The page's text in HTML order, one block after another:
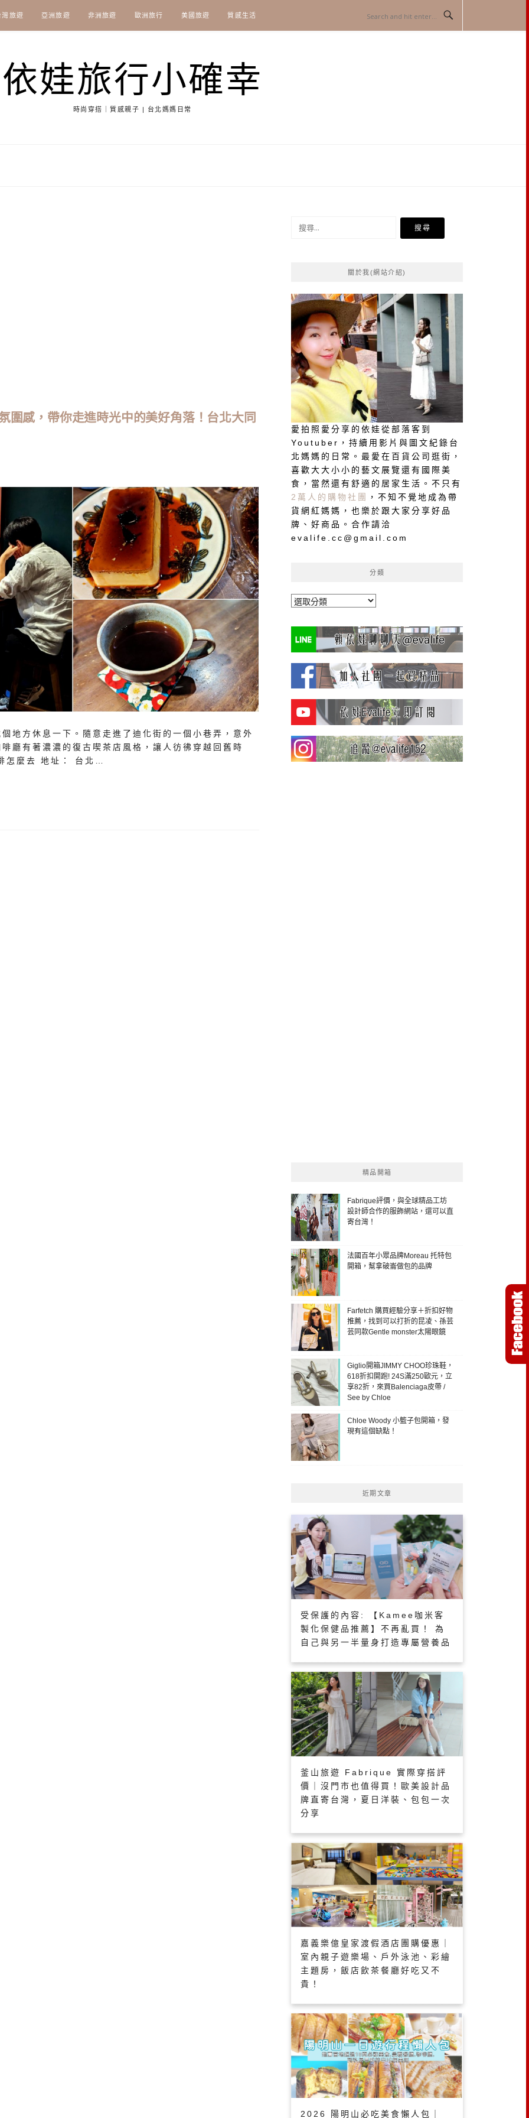
灣旅遊 亞洲旅遊 非洲旅遊 歐洲旅行 美國旅遊 質感生活
依娃旅行小確幸
時尚穿搭｜質感親子 | 台北媽媽日常
圍感，帶你走進時光中的美好角落！台北大同
地方休息一下。隨意走進了迪化街的一個小巷弄，意外
廳有著濃濃的復古喫茶店風格，讓人彷彿穿越回舊時
怎麼去 地址： 台北…
搜
關於我(網站介紹)
愛拍照愛分享的依娃從部落客到
Youtuber，持續用影片與圖文紀錄台
北媽媽的日常。最愛在百貨公司逛街，
喜歡大大小小的藝文展覽還有國際美
食，當然還有舒適的居家生活。不只有
2萬人的購物社團
，不知不覺地成為帶
貨網紅媽媽，也樂於跟大家分享好品
牌、好商品。合作請洽
evalife.cc@gmail.com
分類
分
精品開箱
Fabrique評價，與全球精品工坊
設計師合作的服飾網站，還可以直
寄台灣！
法國百年小眾品牌Moreau 托特包
開箱，幫拿破崙做包的品牌
Farfetch 購買經驗分享＋折扣好物
推薦，找到可以打折的昆凌、孫芸
芸同款Gentle monster太陽眼鏡
Giglio開箱JIMMY CHOO珍珠鞋，
618折扣開跑! 24S滿250歐元，立
享82折，來買Balenciaga皮帶 /
See by Chloe
Chloe Woody 小籃子包開箱，發
現有這個缺點！
近期文章
受保護的內容: 【Kamee咖米客
製化保健品推薦】不再亂買！ 為
自己與另一半量身打造專屬營養品
釜山旅遊 Fabrique 實際穿搭評
價｜沒門市也值得買！歐美設計品
牌直寄台灣，夏日洋裝、包包一次
分享
嘉義樂億皇家渡假酒店團購優惠｜
室內親子遊樂場、戶外泳池、彩繪
主題房，飯店飲茶餐廳好吃又不
貴！
2026 陽明山必吃美食懶人包｜